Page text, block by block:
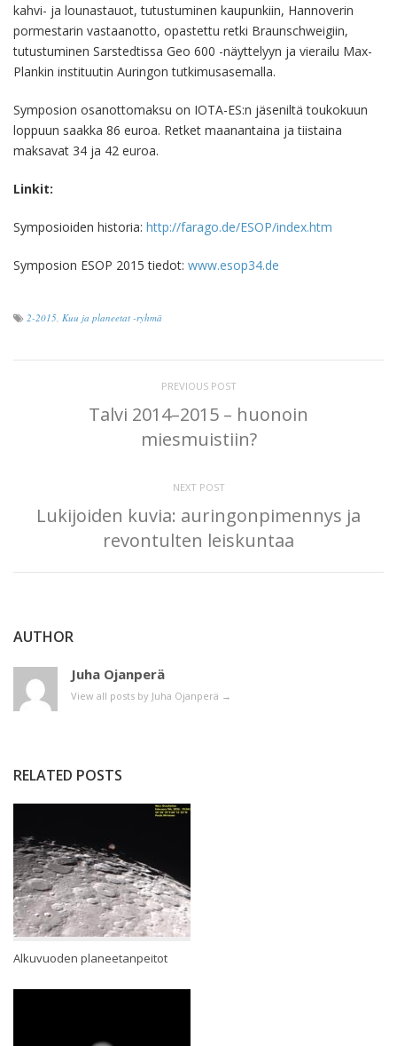
kahvi- ja lounastauot, tutustuminen kaupunkiin, Hannoverin
pormestarin vastaanotto, opastettu retki Braunschweigiin,
tutustuminen Sarstedtissa Geo 600 -näyttelyyn ja vierailu Max-
Plankin instituutin Auringon tutkimusasemalla.
Symposion osanottomaksu on IOTA-ES:n jäseniltä toukokuun
loppuun saakka 86 euroa. Retket maanantaina ja tiistaina
maksavat 34 ja 42 euroa.
Linkit:
Symposioiden historia: http://farago.de/ESOP/index.htm
Symposion ESOP 2015 tiedot: www.esop34.de
2-2015 Kuu ja planeetat -ryhmä
PREVIOUS POST
Talvi 2014–2015 – huonoin
miesmuistiin?
NEXT POST
Lukijoiden kuvia: auringonpimennys ja
revontulten leiskuntaa
AUTHOR
Juha Ojanperä
View all posts by Juha Ojanperä →
RELATED POSTS
Alkuvuoden planeetanpeitot